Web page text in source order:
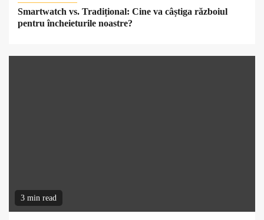
Smartwatch vs. Tradițional: Cine va câștiga războiul
pentru încheieturile noastre?
3 min read